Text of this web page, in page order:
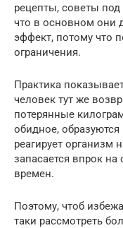
рецепты, советы
что в основном они
эффект, потому что
ограничения.
Практика
человек тут же
потерянные
обидное,
реагирует организм
запасается впрок
времен.
Поэтому, чтоб
таки рассмотреть